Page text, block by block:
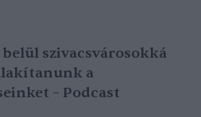
belül szivacsvárosokká
a
– Podcast